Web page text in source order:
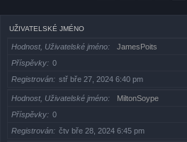
UŽIVATELSKÉ JMÉNO
Hodnost, Uživatelské jméno
JamesPoits
Příspěvky
0
Registrován
stř bře 27, 2024 6:40 pm
Hodnost, Uživatelské jméno
MiltonSoype
Příspěvky
0
Registrován
čtv bře 28, 2024 6:45 pm